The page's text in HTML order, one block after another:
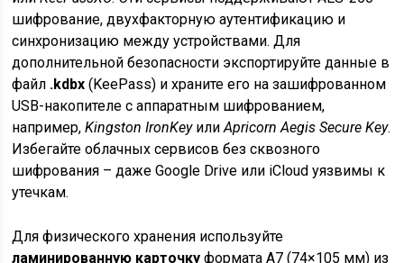
шифрование, двухфакторную аутентификацию и
синхронизацию между устройствами. Для
дополнительной безопасности экспортируйте данные в
файл .kdbx (KeePass) и храните его на зашифрованном
USB-накопителе с аппаратным шифрованием,
например,Kingston IronKeyилиApricorn Aegis Secure Key.
Избегайте облачных сервисов без сквозного
шифрования – даже Google Drive или iCloud уязвимы к
утечкам.
Для физического хранения используйте
ламинированную карточку формата A7 (74×105 мм) из